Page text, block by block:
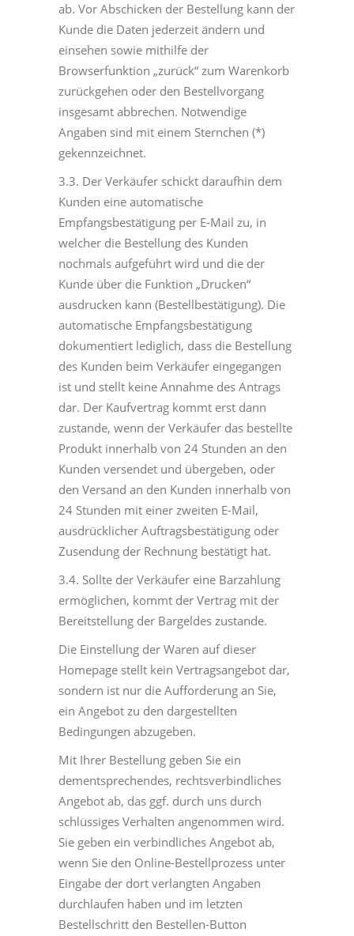
ab. Vor Abschicken der Bestellung kann der
Kunde die Daten jederzeit ändern und
einsehen sowie mithilfe der
Browserfunktion „zurück“ zum Warenkorb
zurückgehen oder den Bestellvorgang
insgesamt abbrechen. Notwendige
Angaben sind mit einem Sternchen (*)
gekennzeichnet.
3.3. Der Verkäufer schickt daraufhin dem
Kunden eine automatische
Empfangsbestätigung per E-Mail zu, in
welcher die Bestellung des Kunden
nochmals aufgeführt wird und die der
Kunde über die Funktion „Drucken“
ausdrucken kann (Bestellbestätigung). Die
automatische Empfangsbestätigung
dokumentiert lediglich, dass die Bestellung
des Kunden beim Verkäufer eingegangen
ist und stellt keine Annahme des Antrags
dar. Der Kaufvertrag kommt erst dann
zustande, wenn der Verkäufer das bestellte
Produkt innerhalb von 24 Stunden an den
Kunden versendet und übergeben, oder
den Versand an den Kunden innerhalb von
24 Stunden mit einer zweiten E-Mail,
ausdrücklicher Auftragsbestätigung oder
Zusendung der Rechnung bestätigt hat.
3.4. Sollte der Verkäufer eine Barzahlung
ermöglichen, kommt der Vertrag mit der
Bereitstellung der Bargeldes zustande.
Die Einstellung der Waren auf dieser
Homepage stellt kein Vertragsangebot dar,
sondern ist nur die Aufforderung an Sie,
ein Angebot zu den dargestellten
Bedingungen abzugeben.
Mit Ihrer Bestellung geben Sie ein
dementsprechendes, rechtsverbindliches
Angebot ab, das ggf. durch uns durch
schlüssiges Verhalten angenommen wird.
Sie geben ein verbindliches Angebot ab,
wenn Sie den Online-Bestellprozess unter
Eingabe der dort verlangten Angaben
durchlaufen haben und im letzten
Bestellschritt den Bestellen-Button